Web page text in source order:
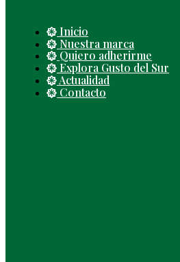
Inicio
Nuestra marca
Quiero adherirme
Explora Gusto del Sur
Actualidad
Contacto